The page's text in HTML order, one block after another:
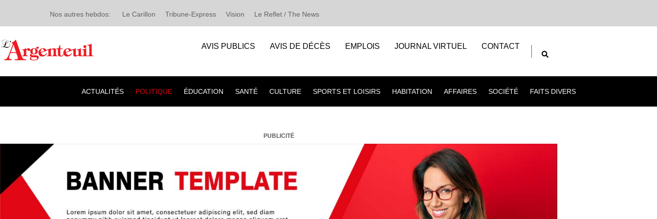
Nos autres hebdos: Le Carillon Tribune-Express Vision Le Reflet / The News
AVIS PUBLICS AVIS DE DÉCÈS EMPLOIS JOURNAL VIRTUEL CONTACT
ACTUALITÉS POLITIQUE ÉDUCATION SANTÉ CULTURE SPORTS ET LOISIRS HABITATION AFFAIRES SOCIÉTÉ FAITS DIVERS
PUBLICITÉ